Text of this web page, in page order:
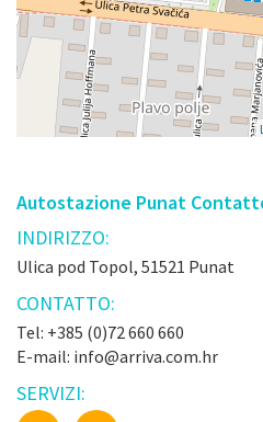
Autostazione Punat
INDIRIZZO:
Ulica pod Topol, 51521 Punat
CONTATTO:
Tel: +385 (0)72 660 660
E-mail: info@arriva.com.hr
SERVIZI: